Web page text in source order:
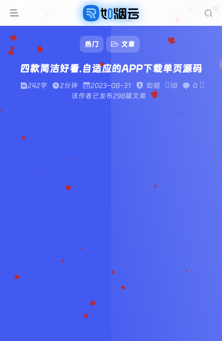
热门 文章
四款简洁好看.自适应的APP下载单页源码
242字 2分钟 2023-08-31 如烟 18
0
该作者已发布298篇文章